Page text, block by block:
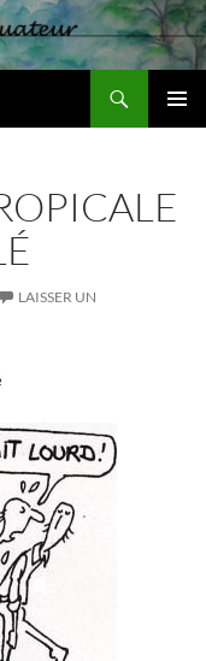
LAISSER UN